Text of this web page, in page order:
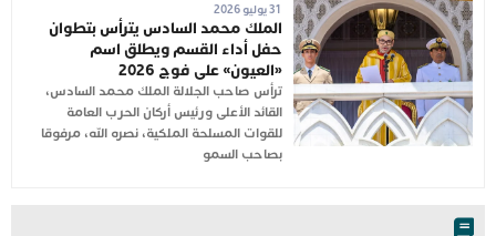
31 يوليو 2026
الملك محمد السادس يترأس بتطوان
حفل أداء القسم ويطلق اسم
«العيون» على فوج 2026
ترأس صاحب الجلالة الملك محمد السادس،
القائد الأعلى ورئيس أركان الحرب العامة
للقوات المسلحة الملكية، نصره الله، مرفوقا
بصاحب السمو